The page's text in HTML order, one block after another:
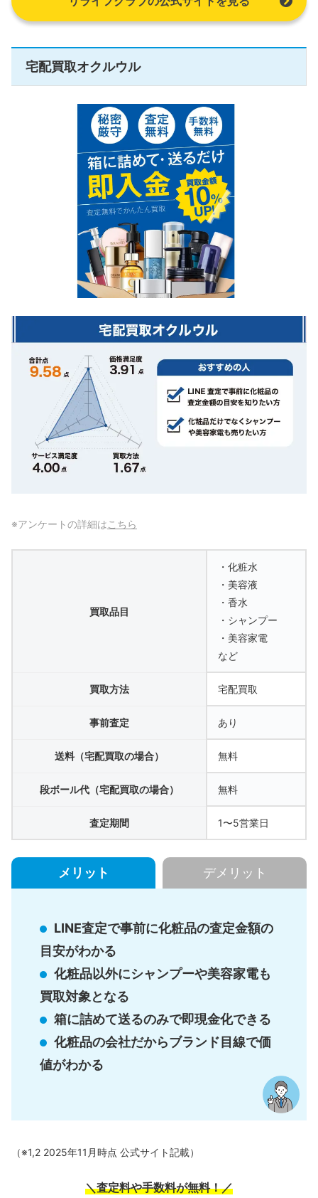
宅配買取オクルウル
※アンケートの詳細は こちら
買取品目
・化粧水
・美容液
・香水
・シャンプー
・美容家電
など
買取方法 宅配買取
事前査定 あり
送料（宅配買取の場合） 無料
段ボール代（宅配買取の場合） 無料
査定期間 1〜5営業日
メリット デメリット
LINE査定で事前に化粧品の査定金額の
目安がわかる
化粧品以外にシャンプーや美容家電も
買取対象となる
箱に詰めて送るのみで即現金化できる
化粧品の会社だからブランド目線で価
値がわかる
（※1,2 2025年11月時点 公式サイト記載）
＼査定料や手数料が無料！／